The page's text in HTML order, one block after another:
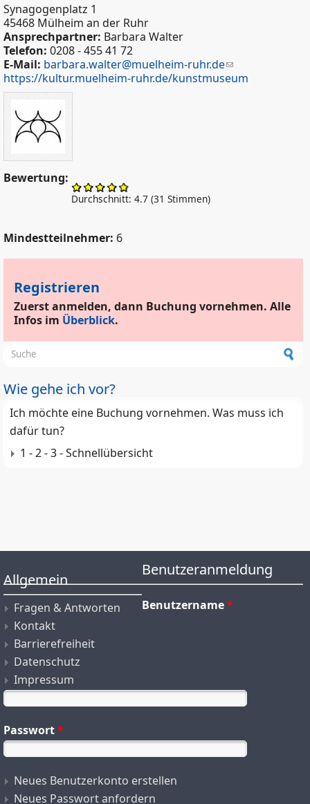
Synagogenplatz 1
45468 Mülheim an der Ruhr
Ansprechpartner: Barbara Walter
Telefon: 0208 - 455 41 72
E-Mail: barbara.walter@muelheim-ruhr.de
https://kultur.muelheim-ruhr.de/kunstmuseum
Bewertung:
Durchschnitt: 4.7 (31 Stimmen)
Mindestteilnehmer: 6
Registrieren
Zuerst anmelden, dann Buchung vornehmen. Alle
Infos im Überblick.
Suchformular
Wie gehe ich vor?
Ich möchte eine Buchung vornehmen. Was muss ich
dafür tun?
1 - 2 - 3 - Schnellübersicht
Allgemein
Fragen & Antworten
Kontakt
Barrierefreiheit
Datenschutz
Impressum
Benutzeranmeldung
Benutzername*
Passwort*
Neues Benutzerkonto erstellen
Neues Passwort anfordern